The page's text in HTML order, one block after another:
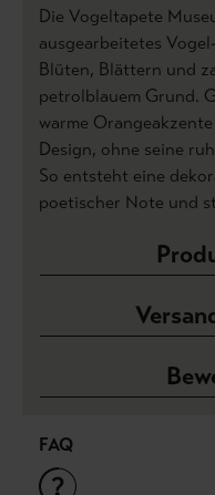
Die Vogeltapete
ausgearbeitetes
Blüten, Blättern und
petrolblauem Grund.
warme
Design, ohne seine
So entsteht eine
poetischer Note und
FAQ